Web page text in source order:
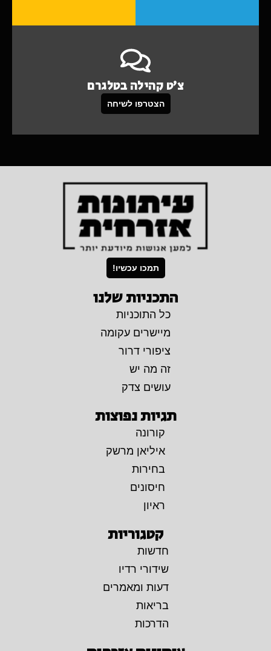
צ'ט קהילה בטלגרם
הצטרפו לשיחה
תמכו עכשיו!
התכניות שלנו
כל התוכניות
מיישרים עקומה
ציפורי דרור
זה מה יש
עושים צדק
תגיות נפוצות
קורונה
איליאן מרשק
בחירות
חיסונים
ראיון
קטגוריות
חדשות
שידורי רדיו
דעות ומאמרים
בריאות
הדרכות